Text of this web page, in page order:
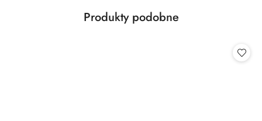
Pomiń karuzelę produktów
Produkty
Produkty podobne